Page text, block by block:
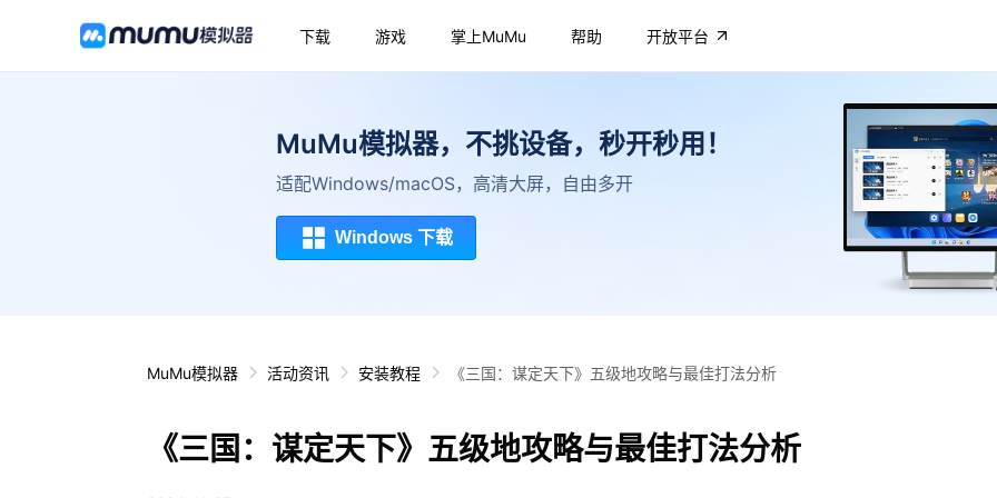
下载 游戏 掌上MuMu 帮助 开放平台
MuMu模拟器，不挑设备，秒开秒用！
适配Windows/macOS，高清大屏，自由多开
Windows 下载
MuMu模拟器 活动资讯 安装教程 《三国：谋定天下》五级地攻略与最佳打法分析
《三国：谋定天下》五级地攻略与最佳打法分析